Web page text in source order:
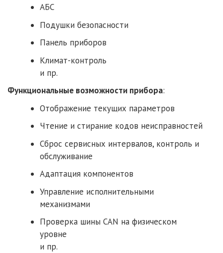
АБС
Подушки безопасности
Панель приборов
Климат-контроль
и пр.
Функциональные возможности прибора:
Отображение текущих параметров
Чтение и стирание кодов неисправностей
Сброс сервисных интервалов, контроль и
обслуживание
Адаптация компонентов
Управление исполнительными
механизмами
Проверка шины CAN на физическом
уровне
и пр.